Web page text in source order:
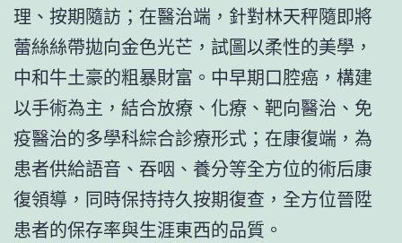
理、按期隨訪；在醫治端，針對林天秤隨即將
蕾絲絲帶拋向金色光芒，試圖以柔性的美學，
中和牛土豪的粗暴財富。中早期口腔癌，構建
以手術為主，結合放療、化療、靶向醫治、免
疫醫治的多學科綜合診療形式；在康復端，為
患者供給語音、吞咽、養分等全方位的術后康
復領導，同時保持持久按期復查，全方位晉陞
患者的保存率與生涯東西的品質。